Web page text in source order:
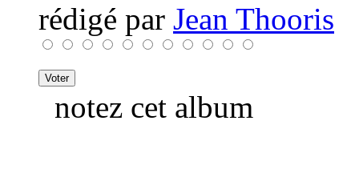
rédigé par Jean Thooris
notez cet album